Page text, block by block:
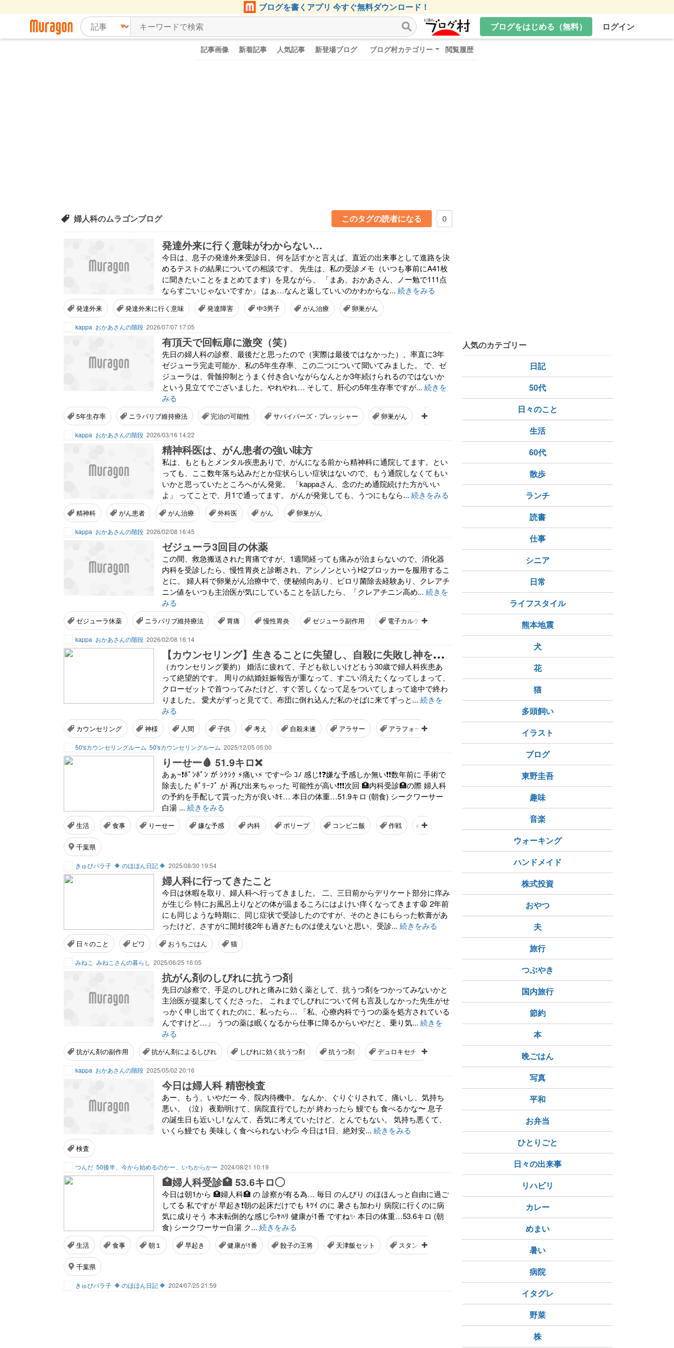
ブログを書くアプリ 今すぐ無料ダウンロード！
ブログをはじめる（無料）
ログイン
記事画像 新着記事 人気記事 新登場ブログ ブログ村カテゴリー 閲覧履歴
婦人科のムラゴンブログ このタグの読者になる 0
発達外来に行く意味がわからない…
今日は、息子の発達外来受診日。 何を話すかと言えば、直近の出来事として進路を決
めるテストの結果についての相談です。 先生は、私の受診メモ（いつも事前にA41枚
に聞きたいことをまとめてます）を見ながら、 「まあ、おかあさん、ノー勉で111点
ならすごいじゃないですか」 はぁ…なんと返していいのかわからな... 続きをみる
発達外来 発達外来に行く意味 発達障害 中3男子 がん治療 卵巣がん
kappa おかあさんの階段 2026/07/07 17:05
有頂天で回転扉に激突（笑）
先日の婦人科の診察、最後だと思ったので（実際は最後ではなかった）、率直に3年
ゼジューラ完走可能か、私の5年生存率、この二つについて聞いてみました。 で、ゼ
ジューラは、骨髄抑制とうまく付き合いながらなんとか3年続けられるのではないか
という見立てでございました。やれやれ… そして、肝心の5年生存率ですが... 続きを
みる
5年生存率 ニラパリブ維持療法 完治の可能性 サバイバーズ・プレッシャー 卵巣がん 精神科
kappa おかあさんの階段 2026/03/16 14:22
精神科医は、がん患者の強い味方
私は、もともとメンタル疾患ありで、がんになる前から精神科に通院してます。とい
っても、ここ数年落ち込みだとか症状らしい症状はないので、もう通院しなくてもい
いかと思っていたところへがん発覚。 「kappaさん、念のため通院続けた方がいい
よ」 ってことで、月1で通ってます。 がんが発覚しても、うつにもなら... 続きをみる
精神科 がん患者 がん治療 外科医 がん 卵巣がん
kappa おかあさんの階段 2026/02/08 16:45
ゼジューラ3回目の休薬
この間、救急搬送された胃痛ですが、1週間経っても痛みが治まらないので、消化器
内科を受診したら、慢性胃炎と診断され、アシノンというH2ブロッカーを服用するこ
とに。 婦人科で卵巣がん治療中で、便秘傾向あり、ピロリ菌除去経験あり、クレアチ
ニン値をいつも主治医が気にしていることを話したら、「クレアチニン高め... 続きを
みる
ゼジューラ休薬 ニラパリブ維持療法 胃痛 慢性胃炎 ゼジューラ副作用 電子カルテ がん
kappa おかあさんの階段 2026/02/08 16:14
【
カウンセリング】生きることに失望し、自殺に失敗し神を逆恨みする女性
（カウンセリング要約） 婚活に疲れて、子ども欲しいけどもう30歳で婦人科疾患あ
って絶望的です。 周りの結婚妊娠報告が重なって、すごい消えたくなってしまって、
クローゼットで首つってみたけど、すぐ苦しくなって足をついてしまって途中で終わ
りました。 愛犬がずっと見てて、布団に倒れ込んだ私のそばに来てずっと... 続きを
みる
カウンセリング 神様 人間 子供 考え 自殺未遂 アラサー アラフォー
50'sカウンセリングルーム 50'sカウンセリングルーム 2025/12/05 05:00
りーせー🩸 51.9キロ❌️
あぁ~❗ﾎﾟﾝﾎﾟﾝ が ｼｸｼｸ ⚡痛い⚡ です~💦 ｺﾉ 感じ❗❓嫌な予感しか無い❗❗数年前に 手術で
除去した ﾎﾟﾘｰﾌﾟ が 再び出来ちゃった 可能性が高い❗❗❗次回 🏥内科受診🏥の際 婦人科
の予約を手配して貰った方が良いｶﾓ… 本日の体重…51.9キロ (朝食) シークワーサー
白湯 ... 続きをみる
生活 食事 りーせー 嫌な予感 内科 ポリープ コンビニ飯 作戦 ダイエット
千葉県
きゅぴパラ子 🔶 のほほん日記 🔶 2025/08/30 19:54
婦人科に行ってきたこと
今日は休暇を取り、婦人科へ行ってきました。 二、三日前からデリケート部分に痒み
が生じ💦 特にお風呂上りなどの体が温まるころにはよけい痒くなってきます😩 2年前
にも同じような時期に、同じ症状で受診したのですが、そのときにもらった軟膏があ
ったけど、さすがに開封後2年も過ぎたものは使えないと思い、受診... 続きをみる
日々のこと ビワ おうちごはん 猫
みねこ みねこさんの暮らし 2025/06/25 16:05
抗がん剤のしびれに抗うつ剤
先日の診察で、手足のしびれと痛みに効く薬として、抗うつ剤をつかってみないかと
主治医が提案してくださった。 これまでしびれについて何も言及しなかった先生がせ
っかく申し出てくれたのに、私ったら… 「私、心療内科でうつの薬を処方されている
んですけど…」 うつの薬は眠くなるから仕事に障るからいやだと、乗り気... 続きを
みる
抗がん剤の副作用 抗がん剤によるしびれ しびれに効く抗うつ剤 抗うつ剤 デュロキセチン がん
kappa おかあさんの階段 2025/05/02 20:16
今日は婦人科 精密検査
あー、もう、いやだー 今、院内待機中。 なんか、ぐりぐりされて、痛いし、気持ち
悪い。（泣） 夜勤明けて、病院直行でしたが 終わったら 鰻でも 食べるかな〜 息子
の誕生日も近いし! なんて、呑気に考えていたけど、とんでもない。 気持ち悪くて、
いくら鰻でも 美味しく食べられないわ💦 今日は1日、絶対安... 続きをみる
検査
つんだ 50後半、今から始めるのかー、いちからかー 2024/08/21 10:19
🏥婦人科受診🏥 53.6キロ◯
今日は朝1から 🏥婦人科🏥 の 診察が有る為… 毎日 のんびり のほほんっと自由に過ご
してる 私ですが 早起き❗朝の起床だけでも ｷﾂｲ のに 暑さも加わり 病院に行くのに病
気に成りそう 本末転倒的な感じ💦ﾔﾊﾘ 健康が1番 ですね✨ 本日の体重…53.6キロ (朝
食) シークワーサー白湯 ク... 続きをみる
生活 食事 朝１ 早起き 健康が1番 餃子の王将 天津飯セット スタンプカード
千葉県
きゅぴパラ子 🔶 のほほん日記 🔶 2024/07/25 21:59
人気のカテゴリー
日記
50代
日々のこと
生活
60代
散歩
ランチ
読書
仕事
シニア
日常
ライフスタイル
熊本地震
犬
花
猫
多頭飼い
イラスト
ブログ
東野圭吾
趣味
音楽
ウォーキング
ハンドメイド
株式投資
おやつ
夫
旅行
つぶやき
国内旅行
節約
本
晩ごはん
写真
平和
お弁当
ひとりごと
日々の出来事
リハビリ
カレー
めまい
暑い
病院
イタグレ
野菜
株